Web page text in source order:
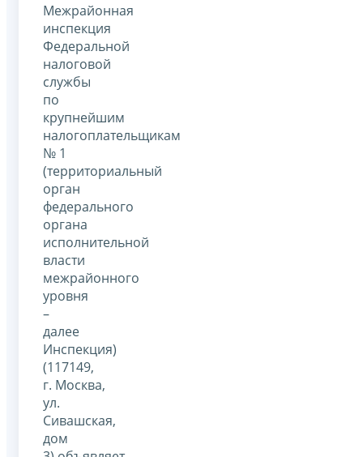
Межрайонная
инспекция
Федеральной
налоговой
службы
по
крупнейшим
налогоплательщикам
№ 1
(территориальный
орган
федерального
органа
исполнительной
власти
межрайонного
уровня
–
далее
Инспекция)
(117149,
г. Москва,
ул.
Сивашская,
дом